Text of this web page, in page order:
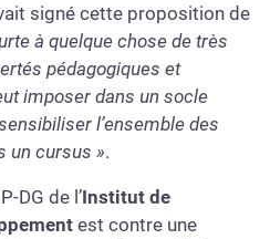
signé cette proposition de
à quelque chose de très
pédagogiques et
imposer dans un socle
l’ensemble des
un cursus ».
DG de l’Institut de
est contre une